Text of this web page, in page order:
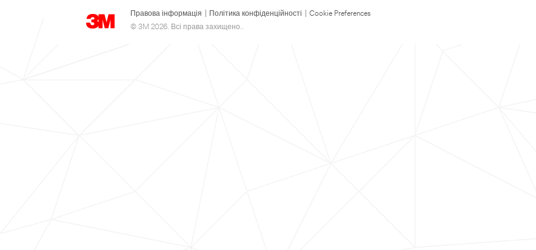
Правова інформація Політика конфіденційності
Cookie Preferences
© 3M 2026. Всі права захищено..